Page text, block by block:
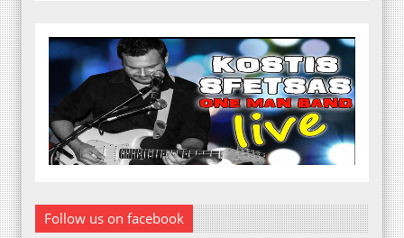
Follow us on facebook